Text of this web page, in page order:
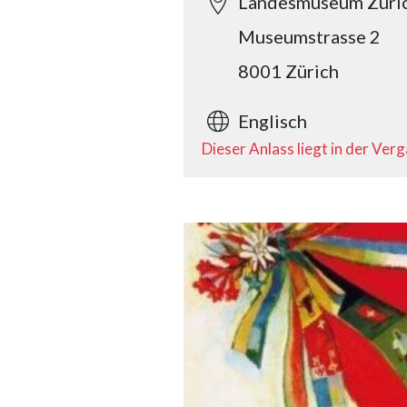
Museumstrasse 2
8001 Zürich
Englisch
Dieser Anlass liegt in der